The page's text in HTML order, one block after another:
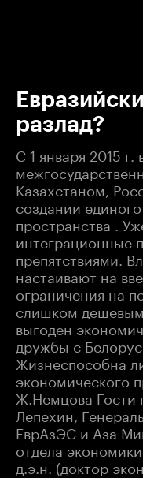
разлад?
С 1 января 2015 г.
Казахстаном,
создании
пространства .
интеграционные
препятствиями.
настаивают на
ограничения на
слишком
выгоден
дружбы с
Жизнеспособна
экономического
Ж.Немцова Гости
Лепехин,
ЕврАзЭС и Аза
отдела
д.э.н. (доктор